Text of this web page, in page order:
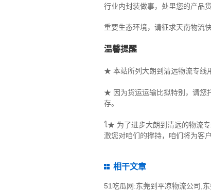
行业内封装做事，处里您的产品
重要生态环境，请征求天南物流
温馨提醒
★ 本站所列大朗到清远物流专线
★ 因为货运运输比拟特别，请您
存。
ไ★ 为了进步大朗到清远的物流
激您对咱们的撑持，咱们将为客
相干文章